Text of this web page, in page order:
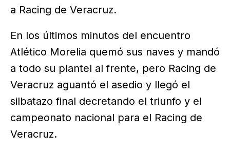
a Racing de Veracruz.
En los últimos minutos del encuentro
Atlético Morelia quemó sus naves y mandó
a todo su plantel al frente, pero Racing de
Veracruz aguantó el asedio y llegó el
silbatazo final decretando el triunfo y el
campeonato nacional para el Racing de
Veracruz.